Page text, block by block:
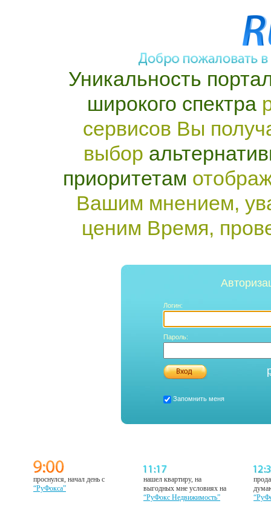
Уникальность
широкого спектра
сервисов Вы
выбор
приоритетам
Вашим мнением,
ценим Время,
Логин:
Пароль:
Запомнить меня
проснулся, начал день с
“РуФокса”
нашел квартиру, на
выгодных мне условиях на
“РуФокс Недвижимость”